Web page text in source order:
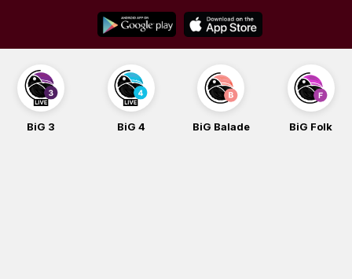
content
BiG 3 BiG 4 BiG Balade BiG Folk